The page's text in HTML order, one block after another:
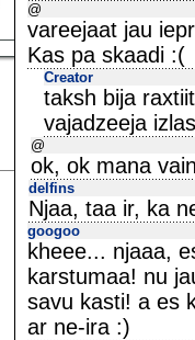
@
vareejaat jau
Kas pa skaadi :(
Creator
taksh bija
vajadzeeja
@
ok, ok mana
delfins
Njaa, taa ir, ka
googoo
kheee... njaaa,
karstumaa! nu
savu kasti! a es
ar ne-ira :)